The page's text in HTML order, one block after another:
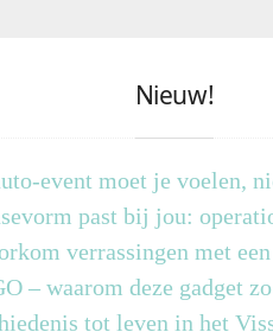
Nieuw!
event moet je voelen,
past bij jou:
verrassingen met
– waarom deze gadget
tot leven in het